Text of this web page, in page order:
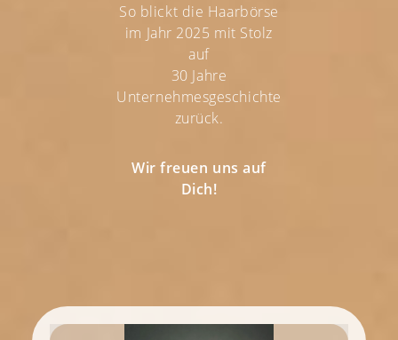
So blickt die Haarbörse
im Jahr 2025 mit Stolz
auf
30 Jahre
Unternehmesgeschichte
zurück.
Wir freuen uns auf
Dich!